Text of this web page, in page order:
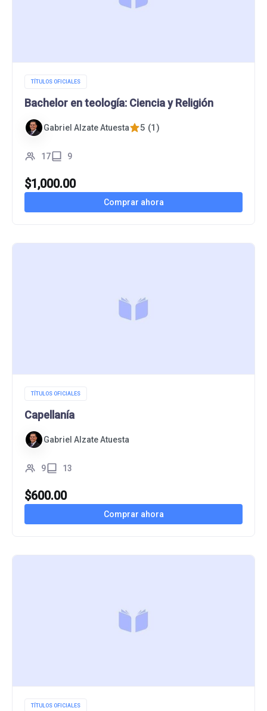
TÍTULOS OFICIALES
Bachelor en teología: Ciencia y Religión
Gabriel Alzate Atuesta 5 (1)
17 9
$1,000.00
Comprar ahora
TÍTULOS OFICIALES
Capellanía
Gabriel Alzate Atuesta
9 13
$600.00
Comprar ahora
TÍTULOS OFICIALES